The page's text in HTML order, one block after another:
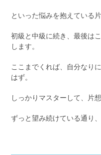
といった悩みを抱えている
初級と中級に続き、最後は
します。
ここまでくれば、自分なり
はず。
しっかりマスターして、片
ずっと望み続けている通り